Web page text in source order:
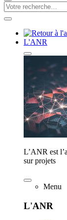
L'ANR
L’ANR est
sur projets
Menu
L'ANR